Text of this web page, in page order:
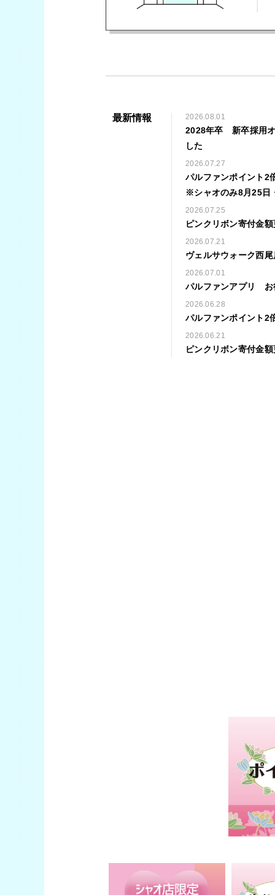
最新情報 2026.08.01
2028年卒 新卒採用
した
2026.07.27
パルファンポイント
※シャオのみ8月25日
2026.07.25
ピンクリボン寄付金
2026.07.21
ヴェルサウォーク西
2026.07.01
パルファンアプリ お
2026.06.28
パルファンポイント
2026.06.21
ピンクリボン寄付金